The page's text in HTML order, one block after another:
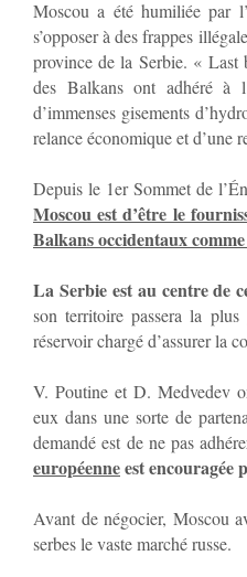
Moscou a été humiliée par
s’opposer à des frappes
province de la Serbie. « Last
des Balkans ont adhéré à
d’immenses gisements
relance économique et
Depuis le 1er Sommet de
Moscou est d’être le
Balkans occidentaux
La Serbie est au centre de
son territoire passera la
réservoir chargé d’assurer la
V. Poutine et D. Medvedev
eux dans une sorte de
demandé est de ne pas
européenneest encouragée
Avant de négocier, Moscou
serbes le vaste marché russe.